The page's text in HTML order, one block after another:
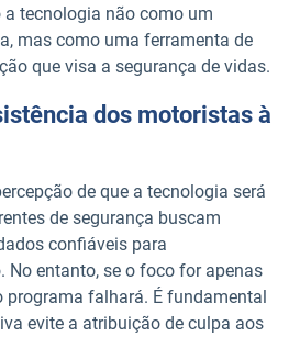
tecnologia não como um
mas como uma ferramenta de
que visa a segurança de vidas.
dos motoristas à
de que a tecnologia será
de segurança buscam
confiáveis para
No entanto, se o foco for apenas
programa falhará. É fundamental
evite a atribuição de culpa aos